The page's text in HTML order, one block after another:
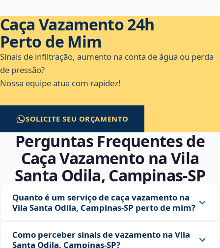
Caça Vazamento 24h
Perto de Mim
Sinais de infiltração, aumento na conta de água ou perda
de pressão?
Nossa equipe atua com rapidez!
SOLICITE SEU ORÇAMENTO
Perguntas Frequentes de
Caça Vazamento na Vila
Santa Odila, Campinas‑SP
Quanto é um serviço de caça vazamento na
Vila Santa Odila, Campinas‑SP perto de mim?
Como perceber sinais de vazamento na Vila
Santa Odila, Campinas‑SP?